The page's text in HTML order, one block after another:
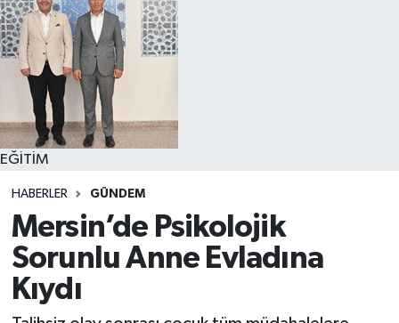
EĞİTİM
HABERLER GÜNDEM
Mersin’de Psikolojik
Sorunlu Anne Evladına
Kıydı